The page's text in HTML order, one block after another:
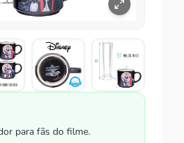
para fãs do filme.